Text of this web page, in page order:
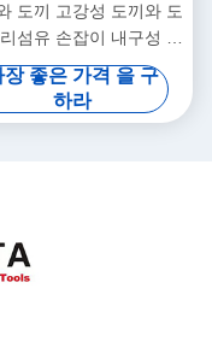
도끼 고강성 도끼와 도
섬유 손잡이 내구성 간
편한 조작
장 좋은 가격 을 구
하라